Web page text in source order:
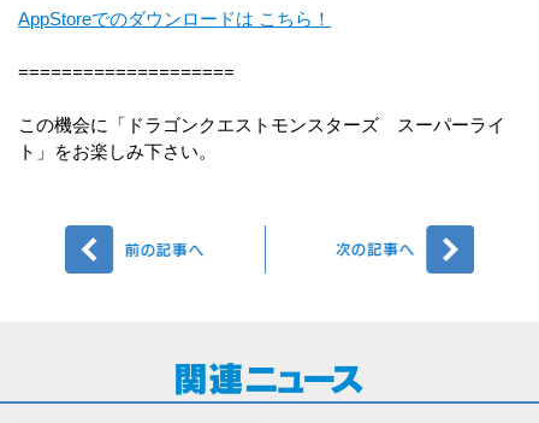
AppStoreでのダウンロードは こちら！
====================
この機会に「ドラゴンクエストモンスターズ スーパーライ
ト」をお楽しみ下さい。